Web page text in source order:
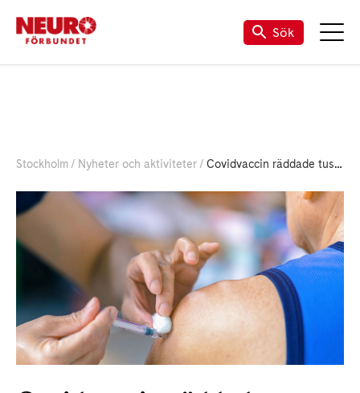
Sök
Stockholm Nyheter och aktiviteter Covidvaccin räddade tusentals liv i Sverige